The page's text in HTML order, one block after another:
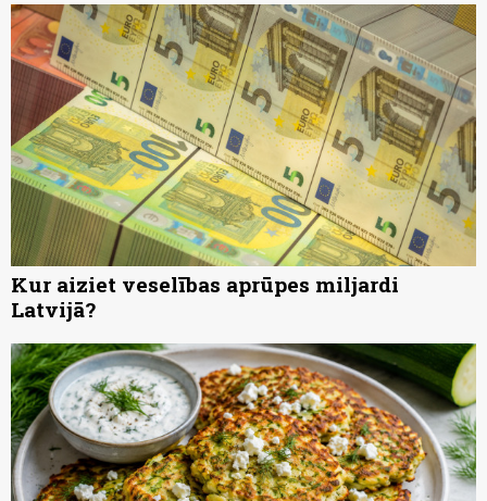
Kur aiziet veselības aprūpes miljardi
Latvijā?